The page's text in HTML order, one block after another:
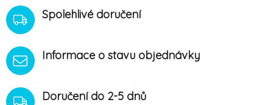
filmotvorný polSpolehlivé doručení
Informace o stavu objednávky
Doručení do 2-5 dnů